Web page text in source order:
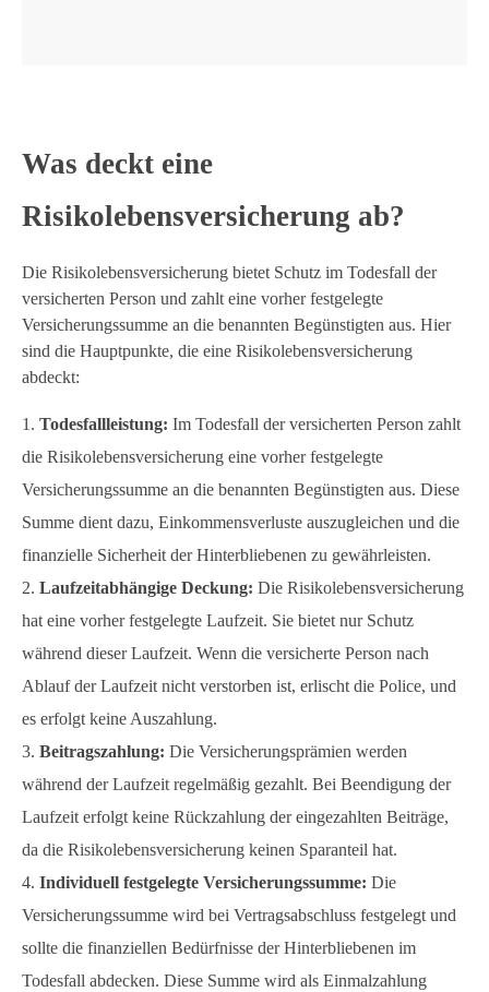
Was deckt eine
Risikolebensversicherung ab?
Die Risikolebensversicherung bietet Schutz im Todesfall der
versicherten Person und zahlt eine vorher festgelegte
Versicherungssumme an die benannten Begünstigten aus. Hier
sind die Hauptpunkte, die eine Risikolebensversicherung
abdeckt:
Todesfallleistung: Im Todesfall der versicherten Person zahlt
die Risikolebensversicherung eine vorher festgelegte
Versicherungssumme an die benannten Begünstigten aus. Diese
Summe dient dazu, Einkommensverluste auszugleichen und die
finanzielle Sicherheit der Hinterbliebenen zu gewährleisten.
Laufzeitabhängige Deckung: Die Risikolebensversicherung
hat eine vorher festgelegte Laufzeit. Sie bietet nur Schutz
während dieser Laufzeit. Wenn die versicherte Person nach
Ablauf der Laufzeit nicht verstorben ist, erlischt die Police, und
es erfolgt keine Auszahlung.
Beitragszahlung: Die Versicherungsprämien werden
während der Laufzeit regelmäßig gezahlt. Bei Beendigung der
Laufzeit erfolgt keine Rückzahlung der eingezahlten Beiträge,
da die Risikolebensversicherung keinen Sparanteil hat.
Individuell festgelegte Versicherungssumme: Die
Versicherungssumme wird bei Vertragsabschluss festgelegt und
sollte die finanziellen Bedürfnisse der Hinterbliebenen im
Todesfall abdecken. Diese Summe wird als Einmalzahlung